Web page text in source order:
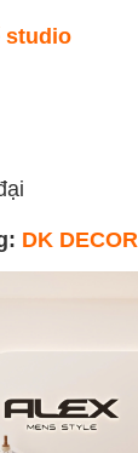
studio
DK DECOR